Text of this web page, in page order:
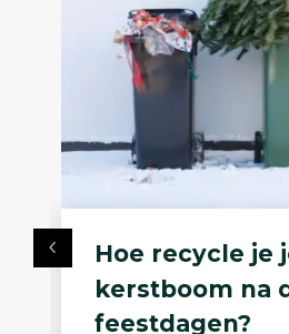
Hoe recycle je je
kerstboom na de
feestdagen?